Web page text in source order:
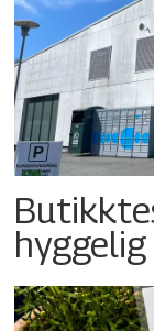
hyggelig